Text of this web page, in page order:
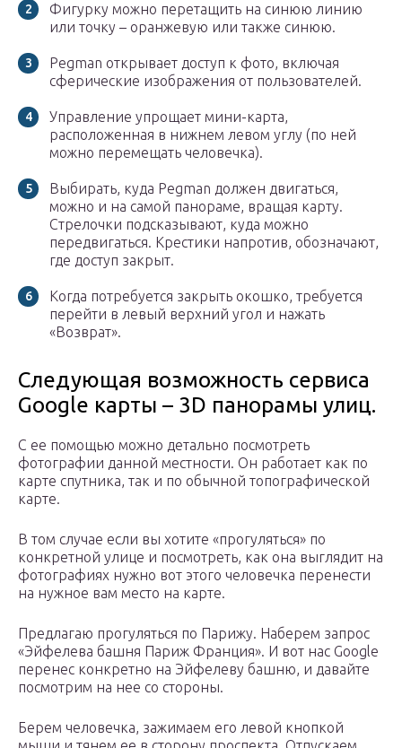
Фигурку можно перетащить на синюю линию
или точку – оранжевую или также синюю.
Pegman открывает доступ к фото, включая
сферические изображения от пользователей.
Управление упрощает мини-карта,
расположенная в нижнем левом углу (по ней
можно перемещать человечка).
Выбирать, куда Pegman должен двигаться,
можно и на самой панораме, вращая карту.
Стрелочки подсказывают, куда можно
передвигаться. Крестики напротив, обозначают,
где доступ закрыт.
Когда потребуется закрыть окошко, требуется
перейти в левый верхний угол и нажать
«Возврат».
Следующая возможность сервиса
Google карты – 3D панорамы улиц.
С ее помощью можно детально посмотреть
фотографии данной местности. Он работает как по
карте спутника, так и по обычной топографической
карте.
В том случае если вы хотите «прогуляться» по
конкретной улице и посмотреть, как она выглядит на
фотографиях нужно вот этого человечка перенести
на нужное вам место на карте.
Предлагаю прогуляться по Парижу. Наберем запрос
«Эйфелева башня Париж Франция». И вот нас Google
перенес конкретно на Эйфелеву башню, и давайте
посмотрим на нее со стороны.
Берем человечка, зажимаем его левой кнопкой